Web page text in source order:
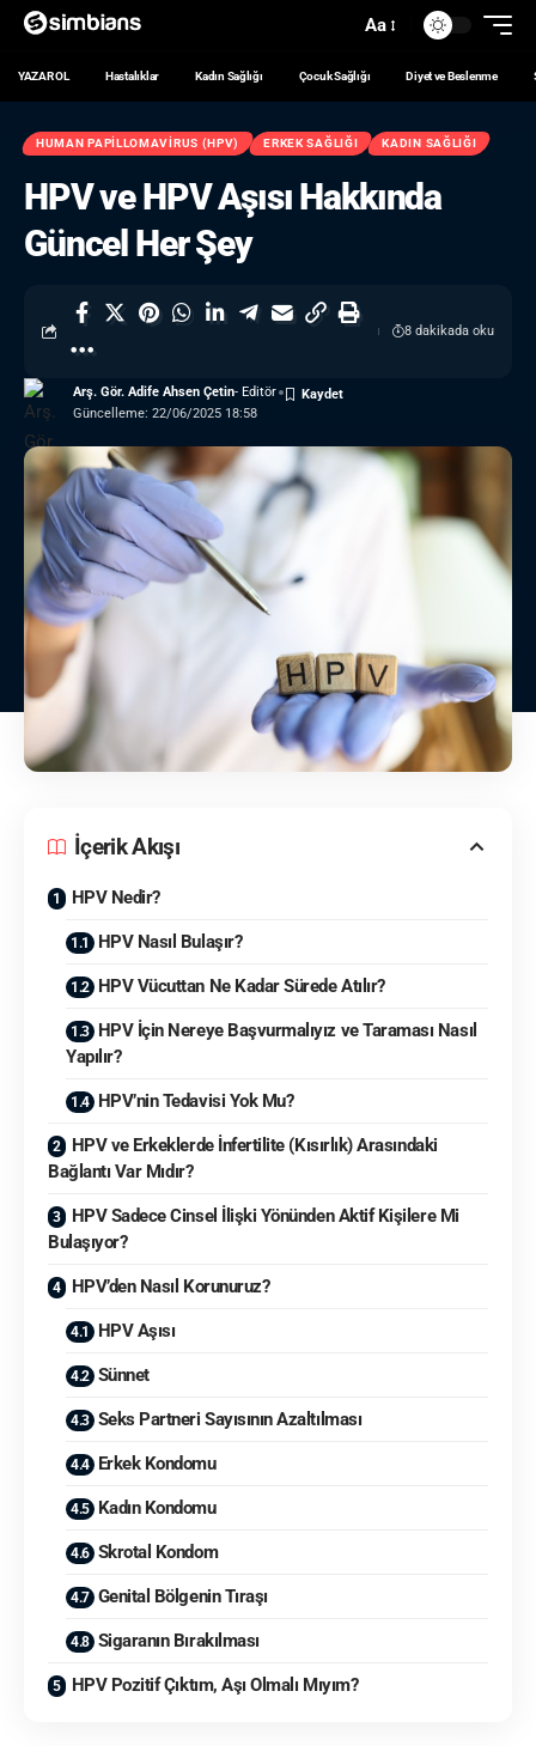
Aa
YAZAR OL Hastalıklar Kadın Sağlığı Çocuk Sağlığı Diyet ve Beslenme
HUMAN PAPILLOMAVIRUS (HPV) ERKEK SAĞLIĞI KADIN SAĞLIĞI
HPV ve HPV Aşısı Hakkında
Güncel Her Şey
Güncelleme: 22/06/2025 18:58
Arş. Gör. Adife Ahsen Çetin- Editör
8 dakikada oku
İçerik Akışı
HPV Nedir?
HPV Nasıl Bulaşır?
HPV Vücuttan Ne Kadar Sürede Atılır?
HPV İçin Nereye Başvurmalıyız ve Taraması Nasıl
Yapılır?
HPV’nin Tedavisi Yok Mu?
HPV ve Erkeklerde İnfertilite (Kısırlık) Arasındaki
Bağlantı Var Mıdır?
HPV Sadece Cinsel İlişki Yönünden Aktif Kişilere Mi
Bulaşıyor?
HPV’den Nasıl Korunuruz?
HPV Aşısı
Sünnet
Seks Partneri Sayısının Azaltılması
Erkek Kondomu
Kadın Kondomu
Skrotal Kondom
Genital Bölgenin Tıraşı
Sigaranın Bırakılması
HPV Pozitif Çıktım, Aşı Olmalı Mıyım?